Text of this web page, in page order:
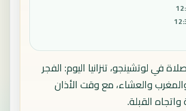
في لوتشينجو، تنزانيا اليوم: الفجر
والعشاء، مع وقت الأذان
القبلة.